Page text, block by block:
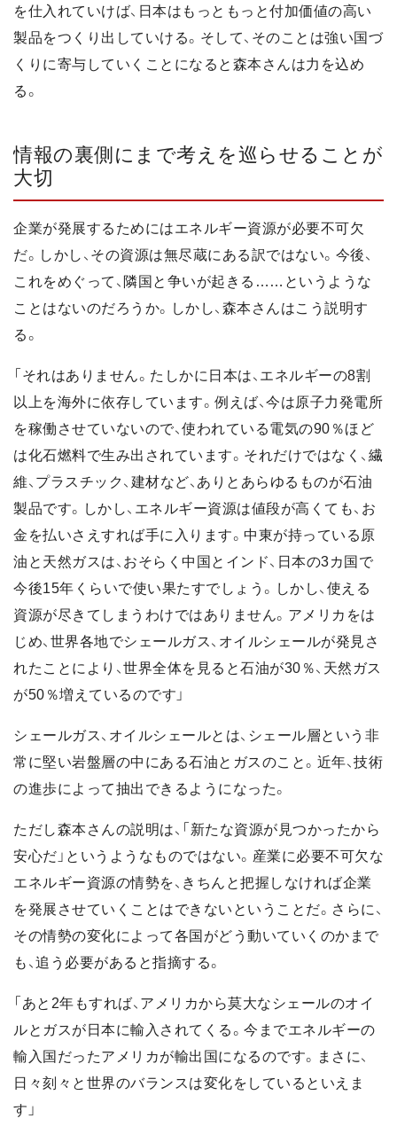
を仕入れていけば、日本はもっともっと付加価値の高い
製品をつくり出していける。そして、そのことは強い国づ
くりに寄与していくことになると森本さんは力を込め
る。
情報の裏側にまで考えを巡らせることが
大切
企業が発展するためにはエネルギー資源が必要不可欠
だ。しかし、その資源は無尽蔵にある訳ではない。今後、
これをめぐって、隣国と争いが起きる……というような
ことはないのだろうか。しかし、森本さんはこう説明す
る。
「それはありません。たしかに日本は、エネルギーの8割
以上を海外に依存しています。例えば、今は原子力発電所
を稼働させていないので、使われている電気の90％ほど
は化石燃料で生み出されています。それだけではなく、繊
維、プラスチック、建材など、ありとあらゆるものが石油
製品です。しかし、エネルギー資源は値段が高くても、お
金を払いさえすれば手に入ります。中東が持っている原
油と天然ガスは、おそらく中国とインド、日本の3カ国で
今後15年くらいで使い果たすでしょう。しかし、使える
資源が尽きてしまうわけではありません。アメリカをは
じめ、世界各地でシェールガス、オイルシェールが発見さ
れたことにより、世界全体を見ると石油が30％、天然ガス
が50％増えているのです」
シェールガス、オイルシェールとは、シェール層という非
常に堅い岩盤層の中にある石油とガスのこと。近年、技術
の進歩によって抽出できるようになった。
ただし森本さんの説明は、「新たな資源が見つかったから
安心だ」というようなものではない。産業に必要不可欠な
エネルギー資源の情勢を、きちんと把握しなければ企業
を発展させていくことはできないということだ。さらに、
その情勢の変化によって各国がどう動いていくのかまで
も、追う必要があると指摘する。
「あと2年もすれば、アメリカから莫大なシェールのオイ
ルとガスが日本に輸入されてくる。今までエネルギーの
輸入国だったアメリカが輸出国になるのです。まさに、
日々刻々と世界のバランスは変化をしているといえま
す」